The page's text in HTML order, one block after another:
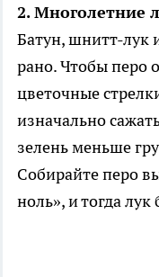
2. Многолетние
Батун, шнитт-лук
рано. Чтобы перо
цветочные
изначально
зелень меньше
Собирайте перо
ноль», и тогда лук